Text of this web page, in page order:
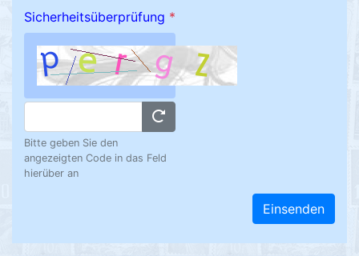
Sicherheitsüberprüfung *
Bitte geben Sie den
angezeigten Code in das Feld
hierüber an
Einsenden